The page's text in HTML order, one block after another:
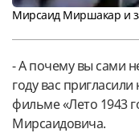
Мирсаид Миршакар и
- А почему вы сами
году вас
фильме «Лето 1943
Мирсаидовича.